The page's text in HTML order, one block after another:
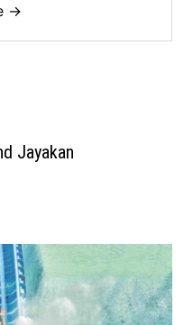
→
Jayakan